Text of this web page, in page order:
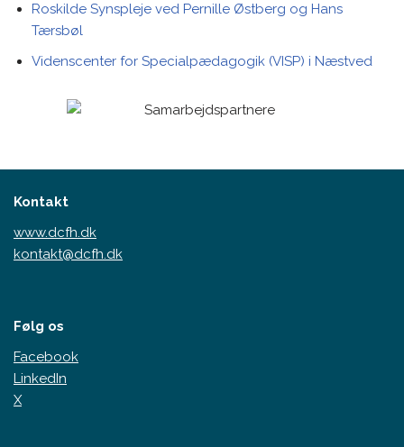
Roskilde Synspleje ved Pernille Østberg og Hans
Tærsbøl
Videnscenter for Specialpædagogik (VISP) i Næstved
Kontakt
www.dcfh.dk
kontakt@dcfh.dk
Følg os
Facebook
LinkedIn
X